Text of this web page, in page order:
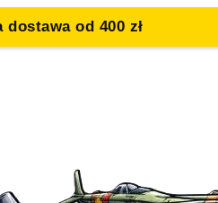
dostawa od 400 zł